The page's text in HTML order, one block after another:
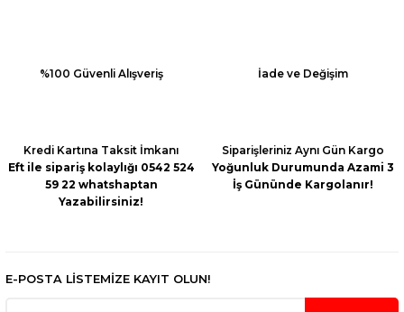
Ürün bilgilerinde hatalar bulunuyor.
%100 Güvenli Alışveriş İade ve Değişim
Kredi Kartına Taksit İmkanı
Eft ile sipariş kolaylığı 0542 524
59 22 whatshaptan
Yazabilirsiniz!
Siparişleriniz Aynı Gün Kargo
Yoğunluk Durumunda Azami 3
İş Gününde Kargolanır!
E-POSTA LİSTEMİZE KAYIT OLUN!